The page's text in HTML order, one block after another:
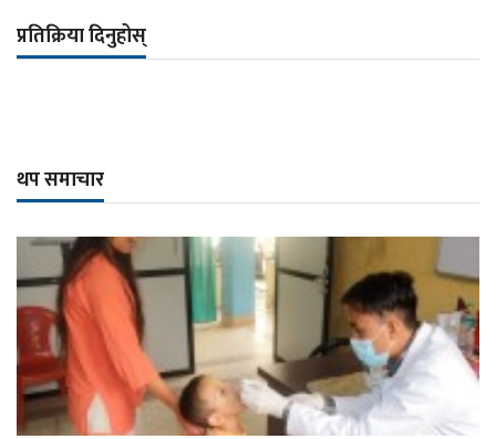
प्रतिक्रिया दिनुहोस्
थप समाचार